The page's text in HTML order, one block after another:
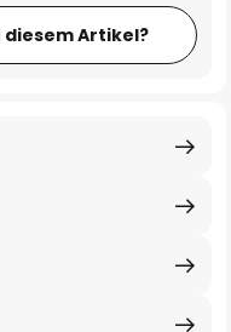
diesem Artikel?